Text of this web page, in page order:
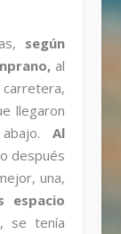
según
al
carretera,
llegaron
abajo.Al
después
una,
espacio
, se tenía